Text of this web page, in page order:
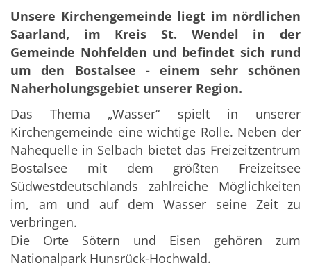
Unsere Kirchengemeinde liegt im nördlichen
Saarland, im Kreis St. Wendel in der
Gemeinde Nohfelden und befindet sich rund
um den Bostalsee - einem sehr schönen
Naherholungsgebiet unserer Region.
Das Thema „Wasser“ spielt in unserer
Kirchengemeinde eine wichtige Rolle. Neben der
Nahequelle in Selbach bietet das Freizeitzentrum
Bostalsee mit dem größten Freizeitsee
Südwestdeutschlands zahlreiche Möglichkeiten
im, am und auf dem Wasser seine Zeit zu
verbringen.
Die Orte Sötern und Eisen gehören zum
Nationalpark Hunsrück-Hochwald.